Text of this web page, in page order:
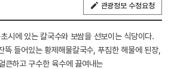
관광정보 수정요청
시에 있는 칼국수와 보쌈을 선보이는 식당이다.
뜩 들어있는 황제해물칼국수, 푸짐한 해물에 된장,
큰하고 구수한 육수에 끓여내는